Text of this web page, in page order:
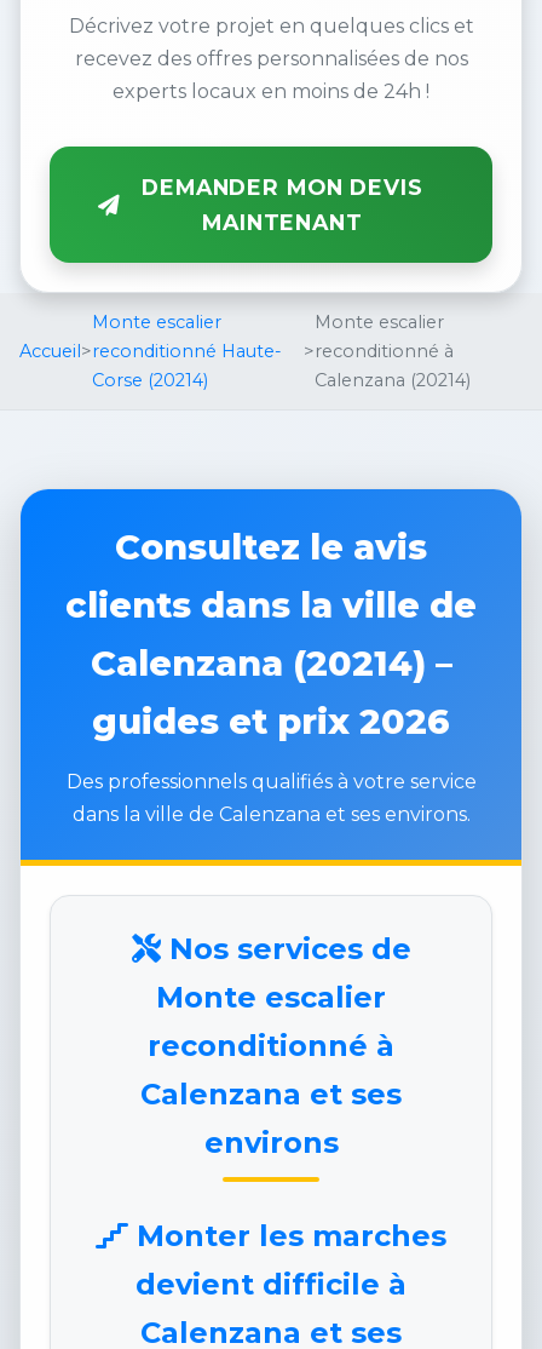
Décrivez votre projet en quelques clics et
recevez des offres personnalisées de nos
experts locaux en moins de 24h !
DEMANDER MON DEVIS
MAINTENANT
Accueil >
Monte escalier
reconditionné Haute-
Corse (20214)
>
Monte escalier
reconditionné à
Calenzana (20214)
Consultez le avis
clients dans la ville de
Calenzana (20214) –
guides et prix 2026
Des professionnels qualifiés à votre service
dans la ville de Calenzana et ses environs.
Nos services de
Monte escalier
reconditionné à
Calenzana et ses
environs
Monter les marches
devient difficile à
Calenzana et ses